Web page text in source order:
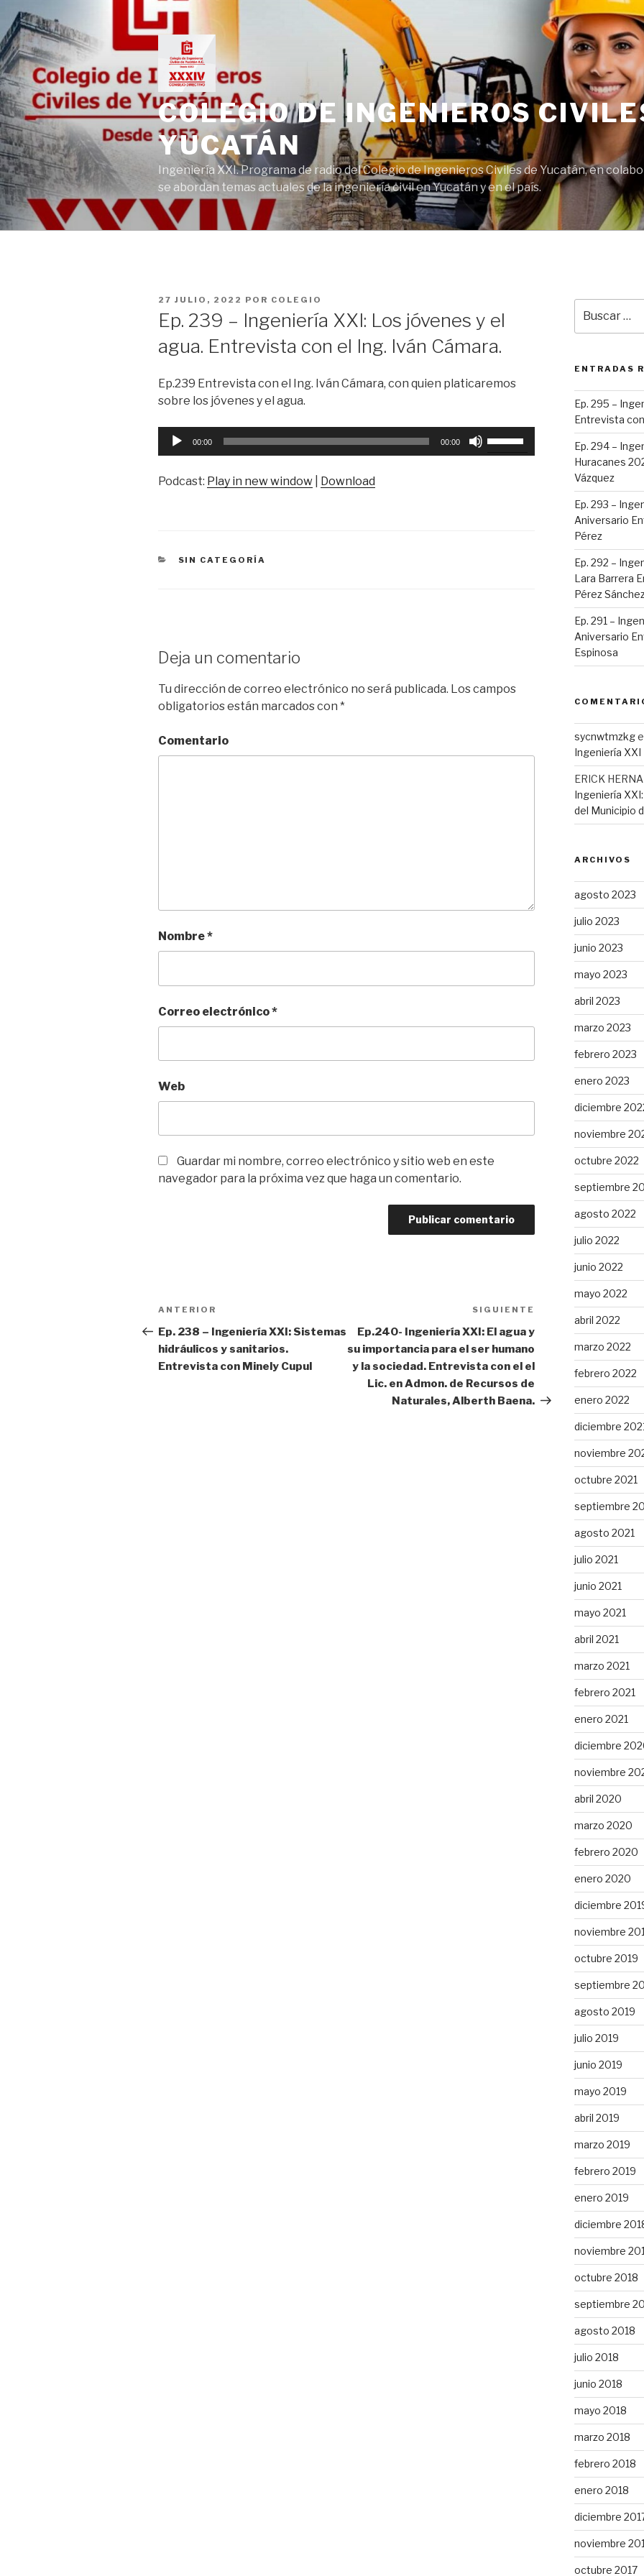
al
contenido
COLEGIO DE INGENIEROS
YUCATÁN
Ingeniería XXI. Programa de radio del Colegio de Ingenieros Civiles de Yucatán, en
se abordan temas actuales de la ingeniería civil en Yucatán y en el país.
PUBLICADO
EN
27 JULIO, 2022 POR COLEGIO
Ep. 239 – Ingeniería XXI: Los jóvenes y el
agua. Entrevista con el Ing. Iván Cámara.
Ep.239 Entrevista con el Ing. Iván Cámara, con quien platicaremos
sobre los jóvenes y el agua.
Reproductor
00:00 00:00
Podcast: Play in new window Download
CATEGORÍAS
SIN CATEGORÍA
Deja un comentario
Tu dirección de correo electrónico no será publicada. Los campos
obligatorios están marcados con *
Comentario
Nombre*
Correo electrónico*
Web
Guardar mi nombre, correo electrónico y sitio web en este
navegador para la próxima vez que haga un comentario.
Navegación
de
entradas
Entrada
anterior:
ANTERIOR
Ep. 238 – Ingeniería XXI: Sistemas
hidráulicos y sanitarios.
Entrevista con Minely Cupul
SIGUIENTE
Ep.240- Ingeniería XXI: El agua y
su importancia para el ser humano
y la sociedad. Entrevista con el el
Lic. en Admon. de Recursos de
Naturales, Alberth Baena.
por:
ENTRADAS
Ep. 295 –
Entrevista
Ep. 294 –
Huracanes
Vázquez
Ep. 293 –
Aniversario
Pérez
Ep. 292 –
Lara Barrera
Pérez
Ep. 291 –
Aniversario
Espinosa
sycnwtmzkg
Ingeniería XXI
ERICK
Ingeniería
del Municipio
ARCHIVOS
agosto 2023
julio 2023
junio 2023
mayo 2023
abril 2023
marzo 2023
febrero 2023
enero 2023
diciembre
noviembre
octubre 2022
septiembre
agosto 2022
julio 2022
junio 2022
mayo 2022
abril 2022
marzo 2022
febrero 2022
enero 2022
diciembre
noviembre
octubre 2021
septiembre
agosto 2021
julio 2021
junio 2021
mayo 2021
abril 2021
marzo 2021
febrero 2021
enero 2021
diciembre
noviembre
abril 2020
marzo 2020
febrero 2020
enero 2020
diciembre
noviembre
octubre 2019
septiembre
agosto 2019
julio 2019
junio 2019
mayo 2019
abril 2019
marzo 2019
febrero 2019
enero 2019
diciembre
noviembre
octubre 2018
septiembre
agosto 2018
julio 2018
junio 2018
mayo 2018
marzo 2018
febrero 2018
enero 2018
diciembre
noviembre
octubre 2017